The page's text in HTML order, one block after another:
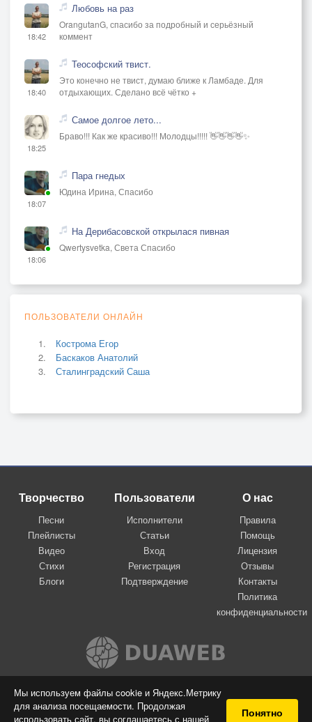
Мы используем файлы cookie и Яндекс.Метрику
для анализа посещаемости. Продолжая
использовать сайт, вы соглашаетесь с нашей
Понятно
18:42
Любовь на раз
OrangutanG, спасибо за подробный и серьёзный
коммент
18:40
Теософский твист.
Это конечно не твист, думаю ближе к Ламбаде. Для
отдыхающих. Сделано всё чётко +
18:25
Самое долгое лето...
Браво!!! Как же красиво!!! Молодцы!!!!! 👋👋👋👋✨
18:07
Пара гнедых
Юдина Ирина, Спасибо
18:06
На Дерибасовской открылася пивная
Qwertysvetka, Света Спасибо
ПОЛЬЗОВАТЕЛИ ОНЛАЙН
Кострома Егор
Баскаков Анатолий
Сталинградский Саша
Творчество
Песни
Плейлисты
Видео
Стихи
Блоги
Пользователи
Исполнители
Статьи
Вход
Регистрация
Подтверждение
О нас
Правила
Помощь
Лицензия
Отзывы
Контакты
Политика
конфиденциальности
Вконтакте
© 2009-2026 Я-пою